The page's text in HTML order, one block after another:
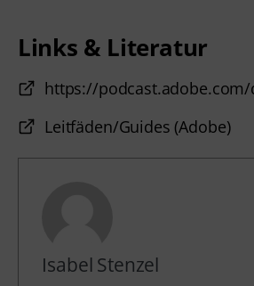
Links & Literatur
https://podcast.adobe.com/
Leitfäden/Guides (Adobe)
Isabel Stenzel